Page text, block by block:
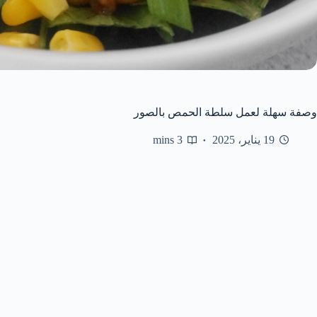
وصفة سهلة لعمل سلطة الحمص بالصور
19 يناير، 2025 3 mins